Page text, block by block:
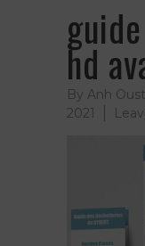
hd
By Anh
2021